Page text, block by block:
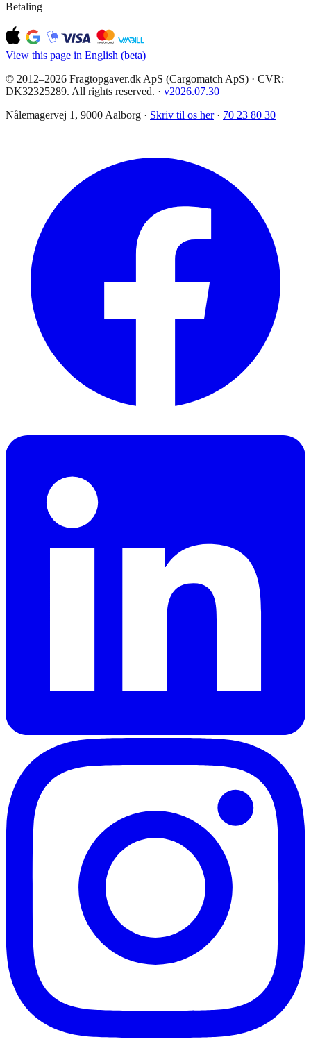
Betaling
View this page in English (beta)
© 2012–2026 Fragtopgaver.dk ApS (Cargomatch ApS) · CVR:
DK32325289. All rights reserved. · v2026.07.30
Nålemagervej 1, 9000 Aalborg · Skriv til os her · 70 23 80 30